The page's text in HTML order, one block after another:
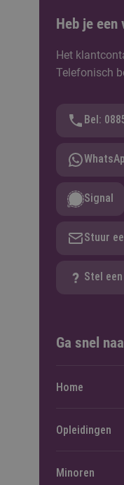
Heb je een
Het
Telefonisch
Bel:
Signal
Stuur
Stel
Ga snel
Home
Opleidingen
Minoren